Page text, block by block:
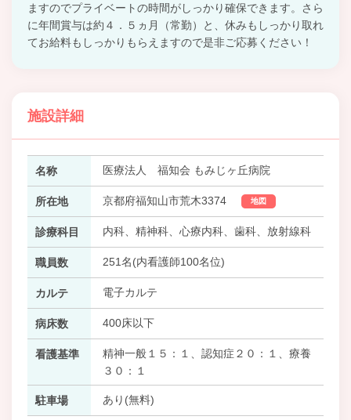
ますのでプライベートの時間がしっかり確保できます。さら
に年間賞与は約４．５ヵ月（常勤）と、休みもしっかり取れ
てお給料もしっかりもらえますので是非ご応募ください！
施設詳細
名称 医療法人 福知会 もみじヶ丘病院
所在地 京都府福知山市荒木3374 地図
診療科目 内科、精神科、心療内科、歯科、放射線科
職員数 251名(内看護師100名位)
カルテ 電子カルテ
病床数 400床以下
看護基準
精神一般１５：１、認知症２０：１、療養
３０：１
駐車場 あり(無料)